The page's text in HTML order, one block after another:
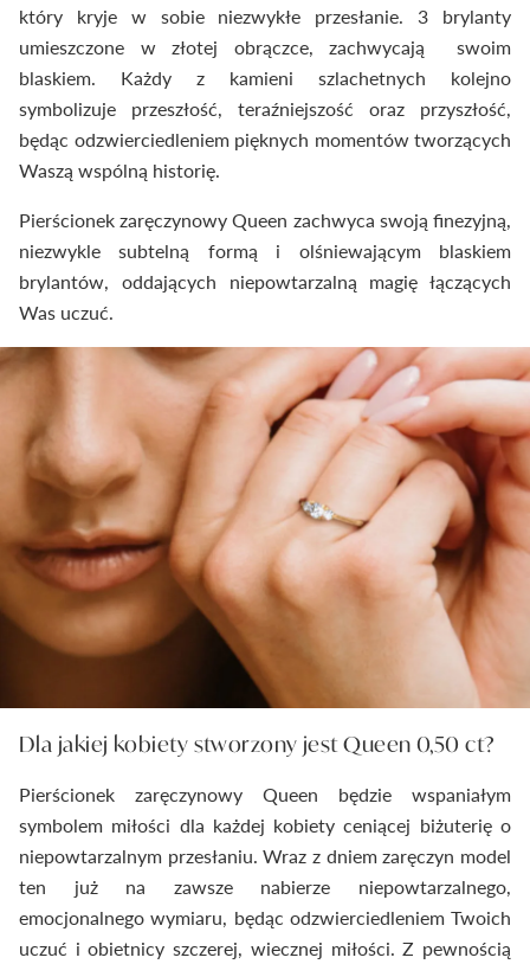
który kryje w sobie niezwykłe przesłanie. 3 brylanty
umieszczone w złotej obrączce, zachwycają swoim
blaskiem. Każdy z kamieni szlachetnych kolejno
symbolizuje przeszłość, teraźniejszość oraz przyszłość,
będąc odzwierciedleniem pięknych momentów tworzących
Waszą wspólną historię.
Pierścionek zaręczynowy Queen zachwyca swoją finezyjną,
niezwykle subtelną formą i olśniewającym blaskiem
brylantów, oddających niepowtarzalną magię łączących
Was uczuć.
Dla jakiej kobiety stworzony jest Queen 0,50 ct?
Pierścionek zaręczynowy Queen będzie wspaniałym
symbolem miłości dla każdej kobiety ceniącej biżuterię o
niepowtarzalnym przesłaniu. Wraz z dniem zaręczyn model
ten już na zawsze nabierze niepowtarzalnego,
emocjonalnego wymiaru, będąc odzwierciedleniem Twoich
uczuć i obietnicy szczerej, wiecznej miłości. Z pewnością